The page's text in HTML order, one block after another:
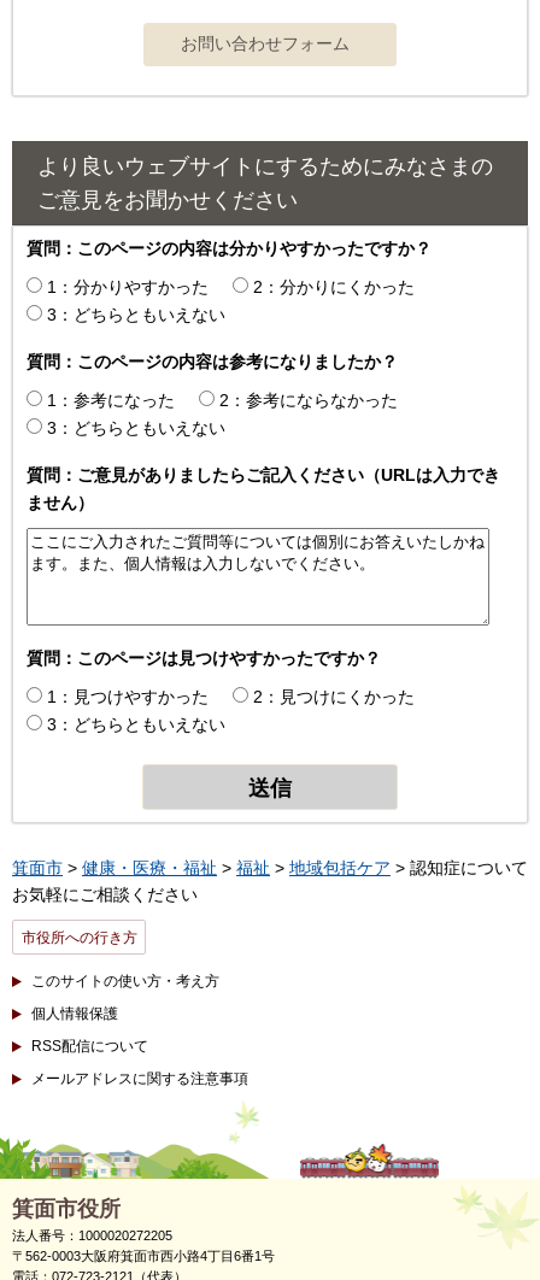
より良いウェブサイトにするためにみなさまの
ご意見をお聞かせください
質問：このページの内容は分かりやすかったですか？
1：分かりやすかった
2：分かりにくかった
3：どちらともいえない
質問：このページの内容は参考になりましたか？
1：参考になった
2：参考にならなかった
3：どちらともいえない
質問：ご意見がありましたらご記入ください（URLは入力でき
ません）
質問：このページは見つけやすかったですか？
1：見つけやすかった
2：見つけにくかった
3：どちらともいえない
箕面市 > 健康・医療・福祉 > 福祉 > 地域包括ケア > 認知症について
お気軽にご相談ください
市役所への行き方
このサイトの使い方・考え方
個人情報保護
RSS配信について
メールアドレスに関する注意事項
箕面市役所
法人番号：1000020272205
〒562-0003大阪府箕面市西小路4丁目6番1号
電話：072-723-2121（代表）